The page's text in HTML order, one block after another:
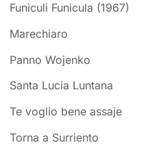
Funiculi Funicula (1967)
Marechiaro
Panno Wojenko
Santa Lucia Luntana
Te voglio bene assaje
Torna a Surriento